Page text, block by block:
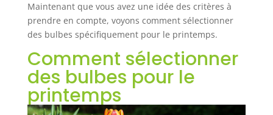
Maintenant que vous avez une idée des critères à
prendre en compte, voyons comment sélectionner
des bulbes spécifiquement pour le printemps.
Comment sélectionner
des bulbes pour le
printemps